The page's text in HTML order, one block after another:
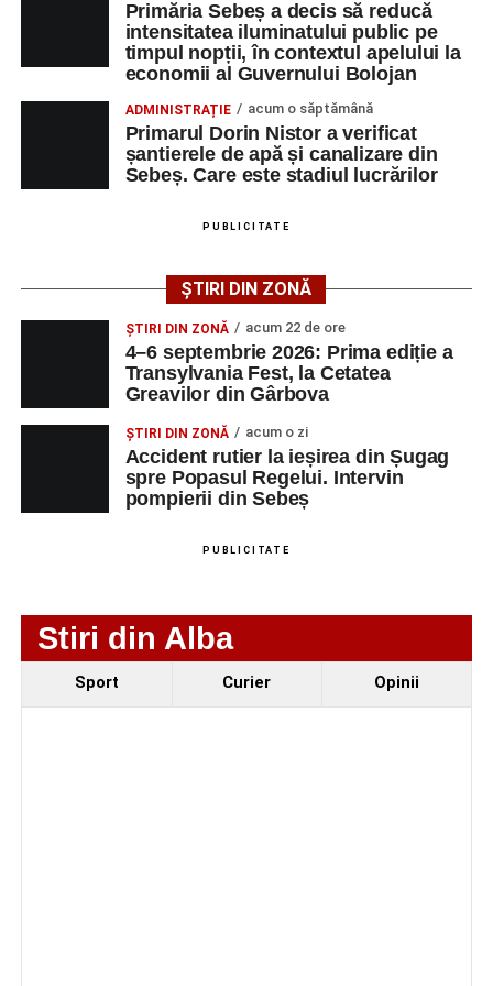
Adaugă-ne ca sursă preferată
Urmărește-ne pe Google News
Ultimele știri din Sebeș
Femeie de 66 de ani, transportată în stare gravă la
strada Dorobanți din Sebeș
Accident pe strada Dorobanți din Sebeș: fermeie
de 66 de ani rănită grav, după ce a fost lovită de o
motocicletă
4–6 septembrie 2026: Prima ediție a Transylvania
Fest, la Cetatea Greavilor din Gârbova
Primăria Sebeș a decis să reducă
intensitatea iluminatului public pe
timpul nopții, în contextul apelului la
economii al Guvernului Bolojan
ADMINISTRAȚIE acum o săptămână
Primarul Dorin Nistor a verificat
șantierele de apă și canalizare din
Sebeș. Care este stadiul lucrărilor
PUBLICITATE
ȘTIRI DIN ZONĂ
ȘTIRI DIN ZONĂ acum 22 de ore
4–6 septembrie 2026: Prima ediție a
Transylvania Fest, la Cetatea
Greavilor din Gârbova
ȘTIRI DIN ZONĂ acum o zi
Accident rutier la ieșirea din Șugag
spre Popasul Regelui. Intervin
pompierii din Sebeș
PUBLICITATE
Stiri din Alba
Sport Curier Opinii